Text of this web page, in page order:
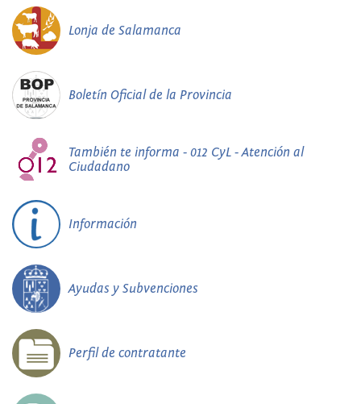
Lonja de Salamanca
Boletín Oficial de la Provincia
También te informa - 012 CyL - Atención al
Ciudadano
Información
Ayudas y Subvenciones
Perfil de contratante